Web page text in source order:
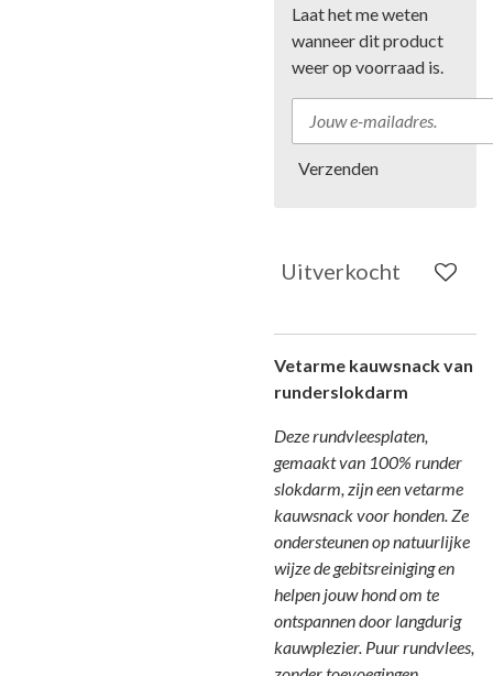
Laat het me weten
wanneer dit product
weer op voorraad is.
Verzenden
Uitverkocht
Vetarme kauwsnack van
runderslokdarm
Deze rundvleesplaten,
gemaakt van 100% runder
slokdarm, zijn een vetarme
kauwsnack voor honden. Ze
ondersteunen op natuurlijke
wijze de gebitsreiniging en
helpen jouw hond om te
ontspannen door langdurig
kauwplezier. Puur rundvlees,